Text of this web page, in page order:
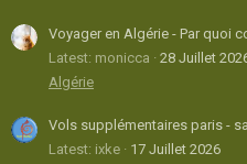
Voyager en Algérie - Par quoi
Latest: monicca
28 Juillet
Algérie
Vols supplémentaires paris -
Latest: ixke
17 Juillet 2026